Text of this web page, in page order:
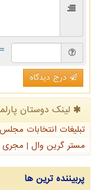
= ۷ بعلاوه ۲
درج دیدگاه
لینک دوستان
تبلیغات انتخابات مجلس
مستر گرین وال | مجری
پربیننده ترین ها